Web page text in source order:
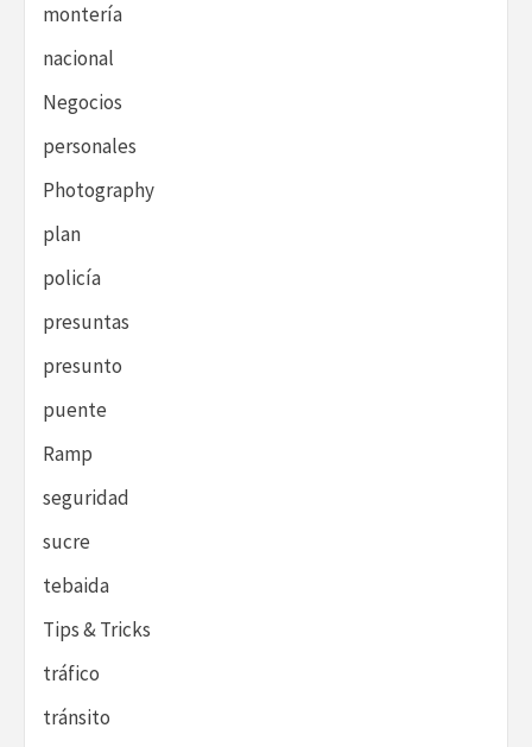
montería
nacional
Negocios
personales
Photography
plan
policía
presuntas
presunto
puente
Ramp
seguridad
sucre
tebaida
Tips & Tricks
tráfico
tránsito